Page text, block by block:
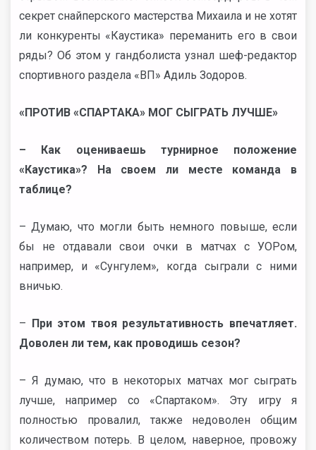
секрет снайперского мастерства Михаила и не хотят
ли конкуренты «Каустика» переманить его в свои
ряды? Об этом у гандболиста узнал шеф-редактор
спортивного раздела «ВП» Адиль Зодоров.
«ПРОТИВ «СПАРТАКА» МОГ СЫГРАТЬ ЛУЧШЕ»
– Как оцениваешь турнирное положение
«Каустика»? На своем ли месте команда в
таблице?
– Думаю, что могли быть немного повыше, если
бы не отдавали свои очки в матчах с УОРом,
например, и «Сунгулем», когда сыграли с ними
вничью.
– При этом твоя результативность впечатляет.
Доволен ли тем, как проводишь сезон?
– Я думаю, что в некоторых матчах мог сыграть
лучше, например со «Спартаком». Эту игру я
полностью провалил, также недоволен общим
количеством потерь. В целом, наверное, провожу